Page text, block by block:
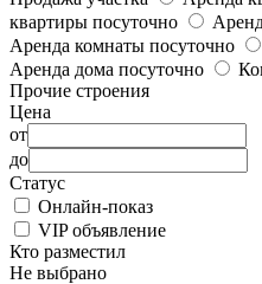
квартиры посуточно
Аренда комнаты посуточно
Аренда дома посуточно
Прочие строения
Цена
от
до
Статус
Онлайн-показ
VIP объявление
Кто разместил
Не выбрано